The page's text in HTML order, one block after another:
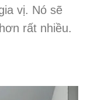
vị. Nó sẽ
rất nhiều.